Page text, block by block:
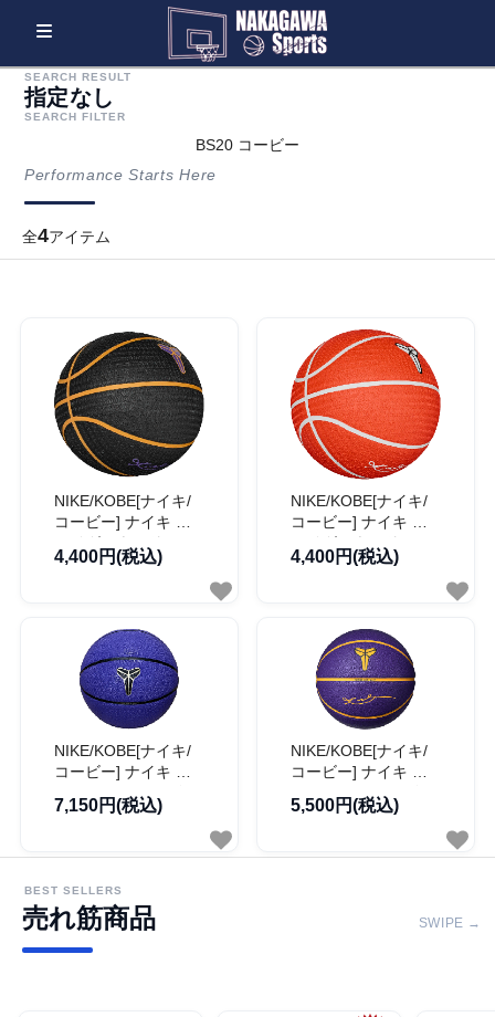
SEARCH RESULT
指定なし
SEARCH FILTER
BS20 コービー
Performance Starts Here
全4アイテム
NIKE/KOBE[ナイキ/
コービー] ナイキ プ
レイグラウンド コー
ビー・ブライアント
4,400円(税込)
NIKE/KOBE[ナイキ/
コービー] ナイキ プ
レイグラウンド コー
ビー・ブライアント
4,400円(税込)
NIKE/KOBE[ナイキ/
コービー] ナイキ オ
ールコート コービ
ー・ブライアント チ
2025 8パネル 7号球
7,150円(税込)
NIKE/KOBE[ナイキ/
コービー] ナイキ オ
ールコート コービ
ー・ブライアント 8
【BS2408】
5,500円(税込)
BEST SELLERS
売れ筋商品 SWIPE →